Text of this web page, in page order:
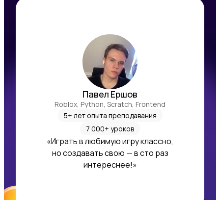
Павел Ершов
Roblox, Python, Scratch, Frontend
5+ лет опыта преподавания
7 000+ уроков
«Играть в любимую игру классно,
но создавать свою — в сто раз
интереснее!»